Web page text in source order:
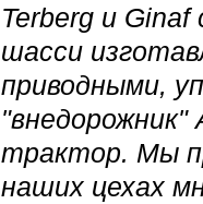
Terberg и
шасси
приводными,
трактор. Мы
наших цехах